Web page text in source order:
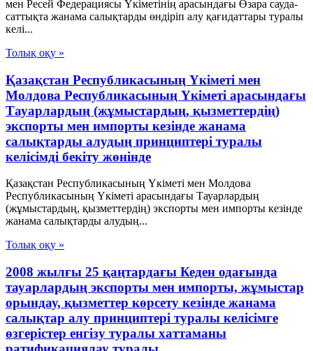
мен Ресей Федерациясы Үкіметінің арасындағы Өзара сауда-
саттықта жанама салықтарды өндіріп алу қағидаттары туралы
келі...
Толық оқу »
Қазақстан Республикасының Үкіметі мен
Молдова Республикасының Үкіметі арасындағы
Тауарлардың (жұмыстардың, қызметтердің)
экспорты мен импорты кезінде жанама
салықтарды алудың принциптері туралы
келісімді бекіту жөнінде
Қазақстан Республикасының Үкіметі мен Молдова
Республикасының Үкіметі арасындағы Тауарлардың
(жұмыстардың, қызметтердің) экспорты мен импорты кезінде
жанама салықтарды алудың...
Толық оқу »
2008 жылғы 25 қаңтардағы Кеден одағында
тауарлардың экспорты мен импорты, жұмыстар
орындау, қызметтер көрсету кезінде жанама
салықтар алу принциптері туралы келісімге
өзгерістер енгізу туралы хаттаманы